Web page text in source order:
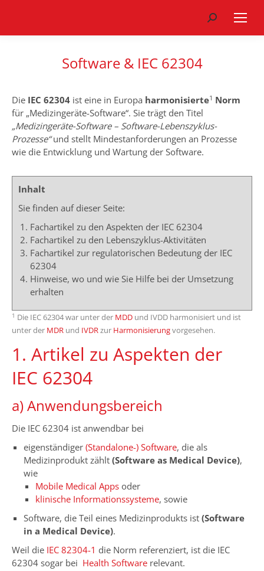
Search:
Software & IEC 62304
Die IEC 62304 ist eine in Europa harmonisierte1 Norm
für „Medizingeräte-Software“. Sie trägt den Titel
„Medizingeräte-Software – Software-Lebenszyklus-
Prozesse“und stellt Mindestanforderungen an Prozesse
wie die Entwicklung und Wartung der Software.
Inhalt
Sie finden auf dieser Seite:
Fachartikel zu den Aspekten der IEC 62304
Fachartikel zu den Lebenszyklus-Aktivitäten
Fachartikel zur regulatorischen Bedeutung der IEC
62304
Hinweise, wo und wie Sie Hilfe bei der Umsetzung
erhalten
1 Die IEC 62304 war unter der MDD und IVDD harmonisiert und ist
unter der MDR und IVDRzur Harmonisierungvorgesehen.
1. Artikel zu Aspekten der
IEC 62304
a) Anwendungsbereich
Die IEC 62304 ist anwendbar bei
eigenständiger (Standalone-) Software, die als
Medizinprodukt zählt (Software as Medical Device),
wie
Mobile Medical Apps oder
klinische Informationssysteme, sowie
Software, die Teil eines Medizinprodukts ist (Software
in a Medical Device).
Weil die IEC 82304-1 die Norm referenziert, ist die IEC
62304 sogar bei Health Software relevant.